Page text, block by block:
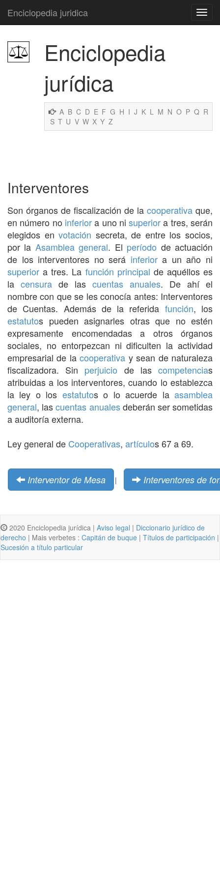
Enciclopedia juridica
Enciclopedia
jurídica
A B C D E F G H I J K L M N O P Q R
S T U V W X Y Z
Interventores
Son órganos de fiscalización de la cooperativa que,
en número no inferiora uno nisuperiora tres, serán
elegidos envotación secreta, de entre los socios,
por la Asamblea general. El período de actuación
de los interventores no será inferiora un año ni
superior a tres. La función principal de aquéllos es
la censura de las cuentas anuales. De ahí el
nombre con que se les conocía antes: Interventores
de Cuentas. Además de la referida función, los
estatutos pueden asignarles otras que no estén
expresamente encomendadas a otros órganos
sociales, no entorpezcan ni dificulten la actividad
empresarial de lacooperativa y sean de naturaleza
fiscalizadora. Sin perjuicio de lascompetencias
atribuidas a los interventores, cuando lo establezca
la ley o los estatutos o lo acuerde laasamblea
general, lascuentas anualesdeberán ser sometidas
a auditoría externa.
Ley general de Cooperativas, artículos 67 a 69.
Interventor de Mesa | Interventores de
2020 Enciclopedia jurídica | Aviso legal | Diccionario jurídico de
derecho | Mais verbetes : Capitán de buque | Títulos de participación |
Sucesión a título particular